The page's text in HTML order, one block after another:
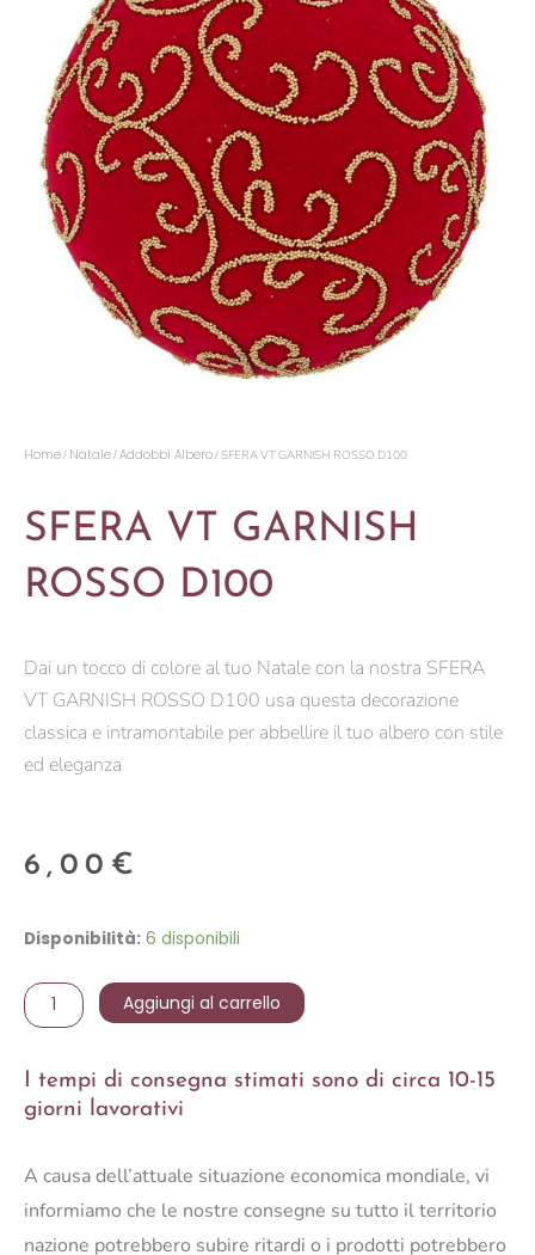
Home/ Natale/Addobbi Albero/ SFERA VT GARNISH ROSSO D100
SFERA VT GARNISH
ROSSO D100
Dai un tocco di colore al tuo Natale con la nostra SFERA
VT GARNISH ROSSO D100 usa questa decorazione
classica e intramontabile per abbellire il tuo albero con stile
ed eleganza
6,00 €
Disponibilità: 6 disponibili
SFERA
GARNISH
ROSSO
quantità
Aggiungi al carrello
I tempi di consegna stimati sono di circa 10-15
giorni lavorativi
A causa dell’attuale situazione economica mondiale, vi
informiamo che le nostre consegne su tutto il territorio
nazione potrebbero subire ritardi o i prodotti potrebbero